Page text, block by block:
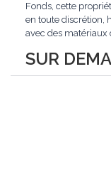
SUR
Fonds, cette
en toute discrétion,
avec des matériaux
un véritable...